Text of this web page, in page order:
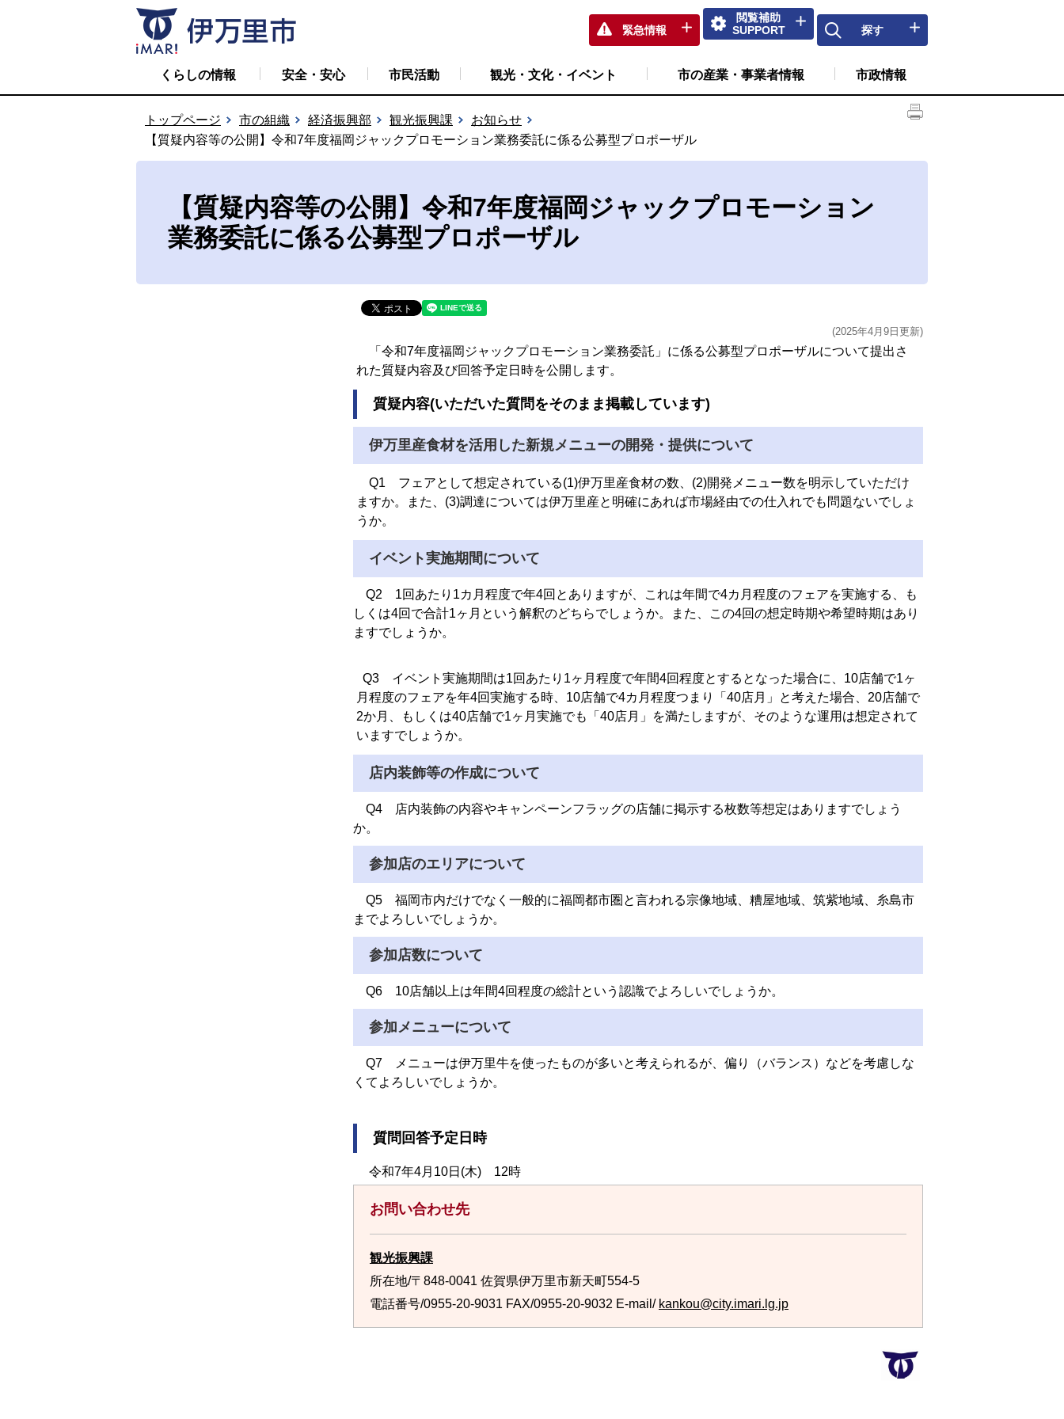
緊急情報
閲覧補助
SUPPORT
探す
くらしの情報 安全・安心 市民活動 観光・文化・イベント 市の産業・事業者情報 市政情報
トップページ 市の組織 経済振興部 観光振興課
お知らせ
【質疑内容等の公開】令和7年度福岡ジャックプロモーション業務委託に係る公募型プロポーザル
【質疑内容等の公開】令和7年度福岡ジャックプロモーション
業務委託に係る公募型プロポーザル
(2025年4月9日更新)
「令和7年度福岡ジャックプロモーション業務委託」に係る公募型プロポーザルについて提出さ
れた質疑内容及び回答予定日時を公開します。
質疑内容(いただいた質問をそのまま掲載しています)
伊万里産食材を活用した新規メニューの開発・提供について
Q1 フェアとして想定されている(1)伊万里産食材の数、(2)開発メニュー数を明示していただけ
ますか。また、(3)調達については伊万里産と明確にあれば市場経由での仕入れでも問題ないでしょ
うか。
イベント実施期間について
Q2 1回あたり1カ月程度で年4回とありますが、これは年間で4カ月程度のフェアを実施する、も
しくは4回で合計1ヶ 月という解釈のどちらでしょうか。また、この4回の想定時期や希望時期はあり
ますでしょうか。
Q3 イベント実施期間は1回あたり1ヶ月程度で年間4回程度とするとなった場合に、10店舗で1ヶ
月程度のフェアを年4回実施する時、10店舗で4カ月程度つまり「40店月」と考えた場合、20店舗で
2か月、もしくは40店舗で1ヶ月 実施でも「40店月」を満たしますが、そのような運用は想定されて
いますでしょうか。
店内装飾等の作成について
Q4 店内装飾の内容やキャンペーンフラッグの店舗に掲示する枚数等想定はありますでしょう
か。
参加店のエリアについて
Q5 福岡市内だけでなく一般的に福岡都市圏と言われる宗像地域、糟屋地域、筑紫地域、糸島市
までよろしいでしょう か。
参加店数について
Q6 10店舗以上は年間4回程度の総計という認識でよろしいでしょうか。
参加メニューについて
Q7 メニューは伊万里牛を使ったものが多いと考えられるが、偏り（バランス）などを考慮しな
くてよろしいでしょう か。
質問回答予定日時
令和7年4月10日(木) 12時
お問い合わせ先
観光振興課
所在地/〒848-0041 佐賀県伊万里市新天町554-5
電話番号/0955-20-9031 FAX/0955-20-9032 E-mail/ kankou@city.imari.lg.jp